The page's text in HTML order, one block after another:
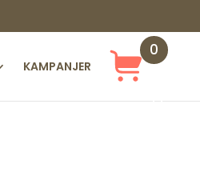
KAMPANJER
0
ekt